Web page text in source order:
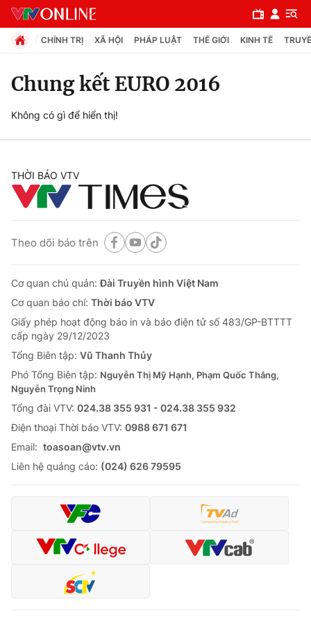
Chuyên mục
Chính trị
Xã hội
Thế giới
Tin tức
Thế giới đó đây
Câu chuyện quốc tế
Kinh tế
Tài chính
Thị trường
Góc doanh nghiệp
Dữ liệu và đời sống
Truyền hình
Phim VTV
Giải trí
Đời sống
Làm đẹp
Chất lượng cuộc sống
Giáo dục
Học trực tuyến
Công nghệ
CHÍNH TRỊ XÃ HỘI PHÁP LUẬT THẾ GIỚI KINH TẾ
Chung kết EURO 2016
Không có gì để hiển thị!
THỜI BÁO VTV
Theo dõi báo trên
Cơ quan chủ quản:Đài Truyền hình Việt Nam
Cơ quan báo chí: Thời báo VTV
Giấy phép hoạt động báo in và báo điện tử số 483/GP-BTTTT
cấp ngày 29/12/2023
Tổng Biên tập: Vũ Thanh Thủy
Phó Tổng Biên tập: Nguyễn Thị Mỹ Hạnh, Phạm Quốc Thắng,
Nguyễn Trọng Ninh
Tổng đài VTV: 024.38 355 931 - 024.38 355 932
Ðiện thoại Thời báo VTV: 0988 671 671
Email: toasoan@vtv.vn
Liên hệ quảng cáo: (024) 626 79595